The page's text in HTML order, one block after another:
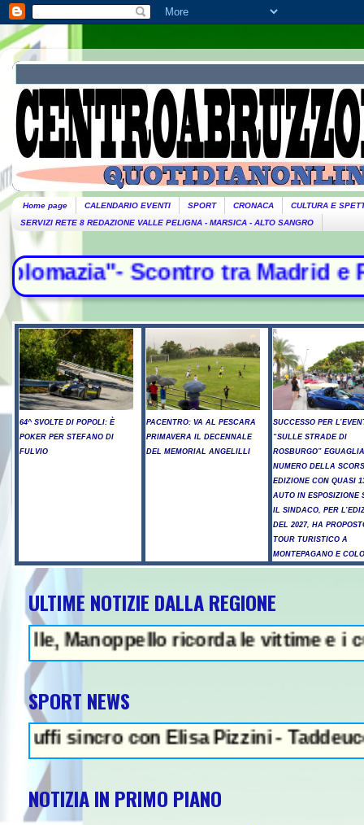
Home page CALENDARIO EVENTI SPORT CRONACA
CULTURA E
SERVIZI RETE 8 REDAZIONE VALLE PELIGNA - MARSICA - ALTO SANGRO
Scontro tra Madrid e
64^ SVOLTE DI POPOLI: È
POKER PER STEFANO DI
FULVIO
PACENTRO: VA AL PESCARA
PRIMAVERA IL DECENNALE
DEL MEMORIAL ANGELILLI
SUCCESSO PER
“SULLE STRADE DI
ROSBURGO”
NUMERO DELLA
EDIZIONE CON QUASI
AUTO IN ESPOSIZIONE
IL SINDACO, PER
DEL 2027, HA
TOUR TURISTICO A
MONTEPAGANO E
ULTIME NOTIZIE DALLA REGIONE
ricorda le vittime e i
SPORT NEWS
con Elisa Pizzini - Taddeucci
NOTIZIA IN PRIMO PIANO